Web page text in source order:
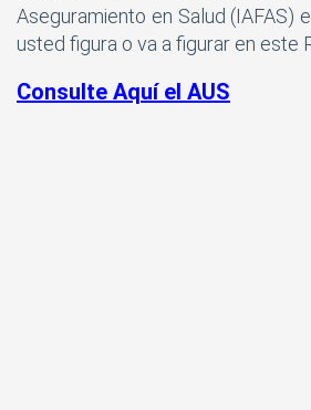
Aseguramiento en Salud (IAFAS)
usted figura o va a figurar en este
Consulte Aquí el AUS